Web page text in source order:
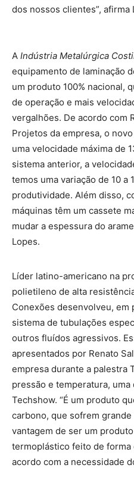
dos nossos clientes”, afirma
A Indústria Metalúrgica
equipamento de laminação
um produto 100% nacional,
de operação e mais
vergalhões. De acordo com
Projetos da empresa, o
uma velocidade máxima de
sistema anterior, a
temos uma variação de 10 a
produtividade. Além disso,
máquinas têm um cassete
mudar a espessura do
Lopes.
Líder latino-americano na
polietileno de alta
Conexões desenvolveu, em
sistema de tubulações
outros fluídos agressivos.
apresentados por Renato
empresa durante a palestra
pressão e temperatura,
Techshow. “É um produto
carbono, que sofrem
vantagem de ser um
termoplástico feito de forma
acordo com a necessidade